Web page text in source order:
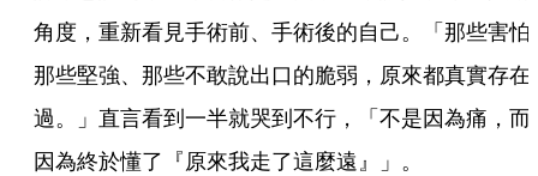
角度，重新看見手術前、手術後的自己。「那些害怕
那些堅強、那些不敢說出口的脆弱，原來都真實存在
過。」直言看到一半就哭到不行，「不是因為痛，而
因為終於懂了『原來我走了這麼遠』」。